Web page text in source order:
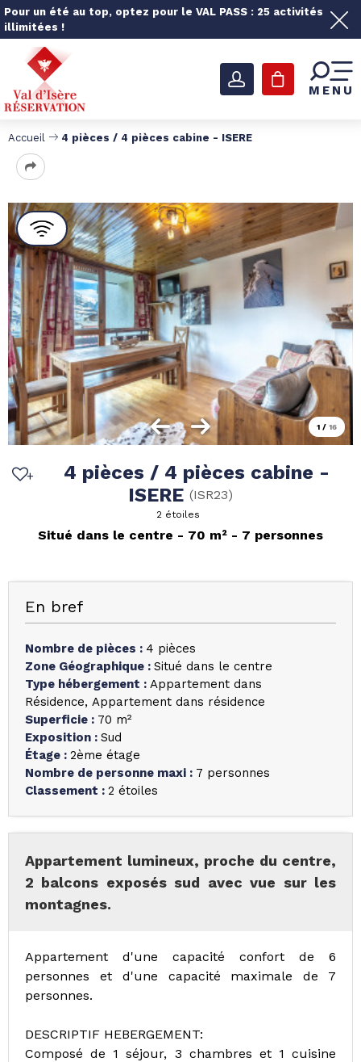
Pour un été au top, optez pour le VAL PASS : 25 activités
illimitées !
MENU
Accueil 4 pièces / 4 pièces cabine - ISERE
1 / 16
4 pièces / 4 pièces cabine -
ISERE (ISR23)
2 étoiles
Situé dans le centre 70 m² 7 personnes
En bref
Nombre de pièces : 4 pièces
Zone Géographique : Situé dans le centre
Type hébergement : Appartement dans
Résidence Appartement dans résidence
Superficie : 70 m²
Exposition : Sud
Étage : 2ème étage
Nombre de personne maxi : 7 personnes
Classement : 2 étoiles
Appartement lumineux, proche du centre,
2 balcons exposés sud avec vue sur les
montagnes.
Appartement d'une capacité confort de 6
personnes et d'une capacité maximale de 7
personnes.
DESCRIPTIF HEBERGEMENT:
Composé de 1 séjour, 3 chambres et 1 cuisine